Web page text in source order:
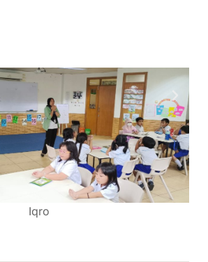
Iqro